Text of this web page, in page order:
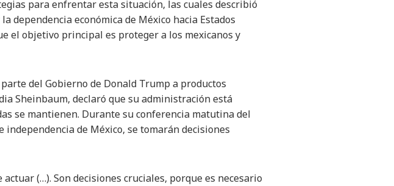
para enfrentar esta situación, las cuales describió
dependencia económica de México hacia Estados
el objetivo principal es proteger a los mexicanos y
del Gobierno de Donald Trump a productos
Sheinbaum, declaró que su administración está
se mantienen. Durante su conferencia matutina del
de México, se tomarán decisiones
(…). Son decisiones cruciales, porque es necesario